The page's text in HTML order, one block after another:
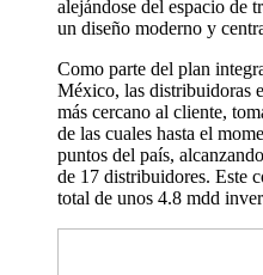
alejándose del espacio de
un diseño moderno y
Como parte del plan
México, las distribuidoras
más cercano al cliente,
de las cuales hasta el
puntos del país,
de 17 distribuidores. Este
total de unos 4.8 mdd